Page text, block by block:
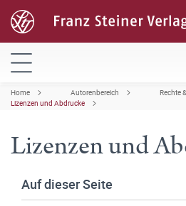
Home Autorenbereich
Rechte
Lizenzen und Abdrucke
Lizenzen und
Auf dieser Seite